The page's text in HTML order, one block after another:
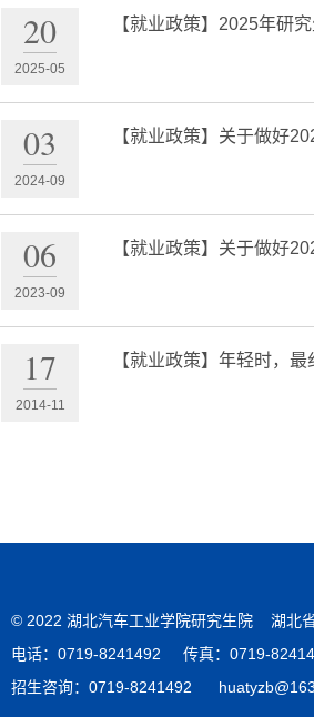
20
2025-05
【就业政策】 2025年研
03
2024-09
【就业政策】 关于做好
06
2023-09
【就业政策】 关于做好
17
2014-11
【就业政策】 年轻时，最
© 2022 湖北汽车工业学院研究生院 湖北
电话：0719-8241492 传真：0719-
招生咨询：0719-8241492